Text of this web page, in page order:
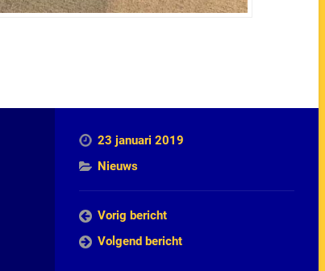
23 januari 2019
Nieuws
Vorig bericht
Volgend bericht